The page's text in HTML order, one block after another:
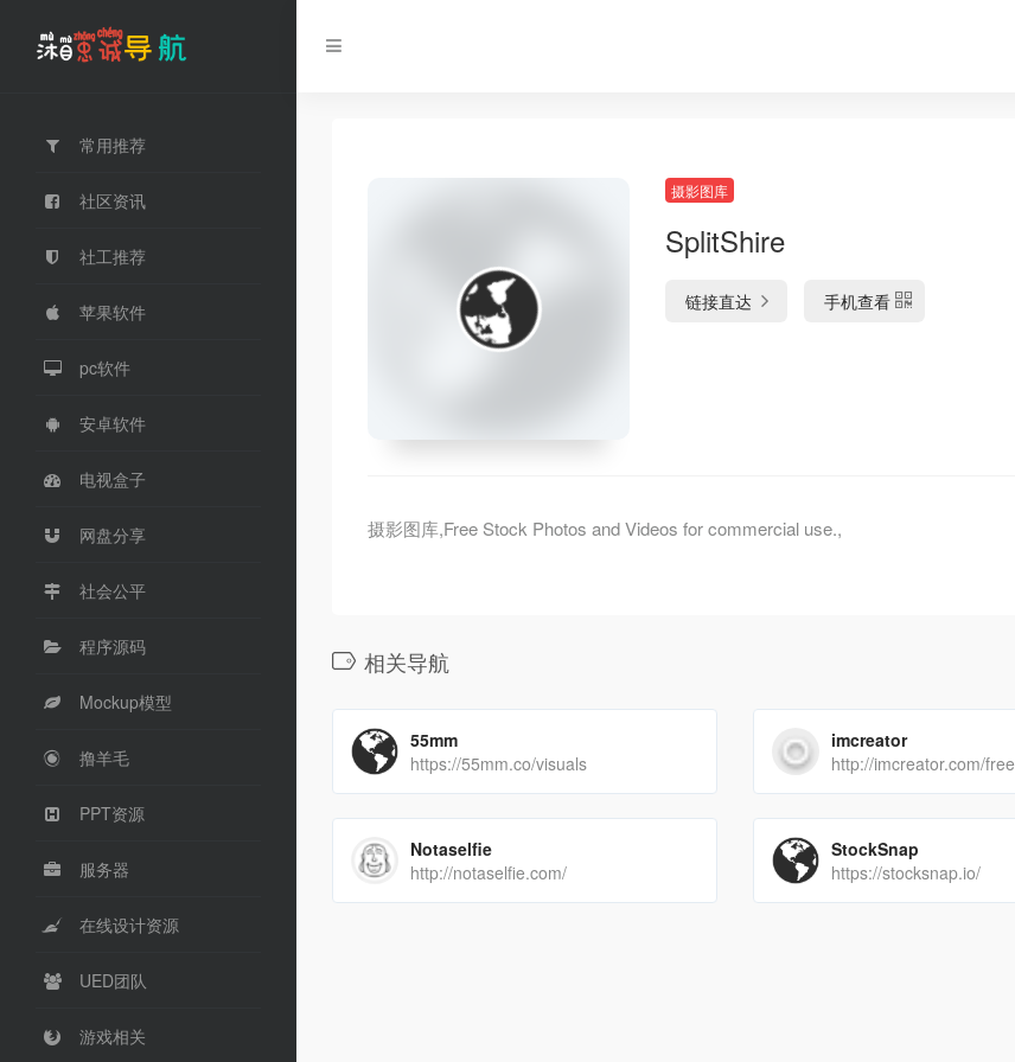
常用推荐
社区资讯
社工推荐
苹果软件
pc软件
安卓软件
电视盒子
网盘分享
社会公平
程序源码
Mockup模型
撸羊毛
PPT资源
服务器
在线设计资源
UED团队
游戏相关
摄影图库
SplitShire
链接直达 手机查看
摄影图库,Free Stock Photos and Videos for commercial use.,
相关导航
55mm
https://55mm.co/visuals
imcreator
http://imcreator.com/free
Notaselfie
http://notaselfie.com/
StockSnap
https://stocksnap.io/